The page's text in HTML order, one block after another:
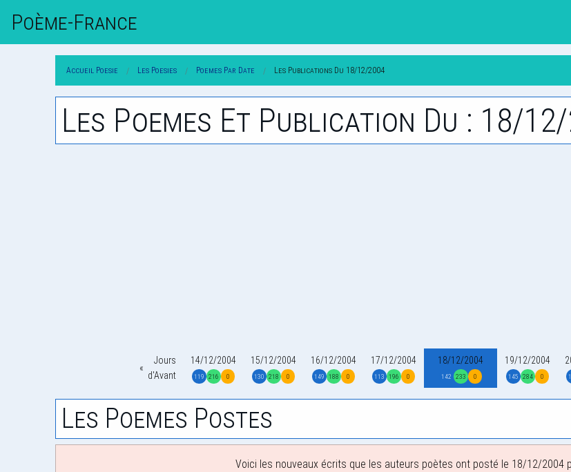
Poème-FrAnce
Accueil Poesie Les Poesies Poemes Par Date Les Publications Du 18/12/2004
Les Poemes Et Publication Du : 18/
Jours
d'Avant
14/12/2004
119 216 0
15/12/2004
130 218 0
16/12/2004
149 188 0
17/12/2004
113 196 0
18/12/2004
142 233 0
19/12/2004
145 284 0
Les Poemes Postes
Voici les nouveaux écrits que les auteurs poètes ont posté le 18/12/2004